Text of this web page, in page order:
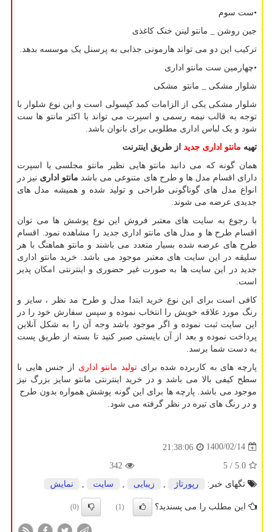
•ست سوم
جین روشن _ مانتو لینن خنک کاغذی
ترکیب این دو می تواند هارمونی جذابی به پرسنل یک موسسه بدهد.
•چهارمین ست مانتو اداری
شلوار مشکی _ مانتو مشکی
شلوار مشکی یکی از الزامات کمد کپسولی است و این نوع شلوار با
توجه به قالب نیمه رسمی و اسپرت می تواند با اکثر مانتو ها ست
شود و یک لباس اداری مطلوبی برای بانوان باشد.
تهیه مانتو اداری جدید از طریق اینترنت
همان گونه که می دانید مانتو هایی نظیر مانتو مجلسی یا اسپرت
دارای اقسام مدل ها و طرح های متنوعی می باشد مانتو اداری نیز در
انواع مدل های گوناگونی طراحی و تولید شده و همیشه مدل های
جدیدی عرضه می شوند.
با رجوع به سایت های معتبر فروش این نوع پوشش ها می توان
اقسام طرح ها و مدل های مانتو اداری جدید را مشاهده نمود. اقسام
طرح های عرضه شده بسیار متعدد می باشند و مانتو هماهنگ با هر
سلیقه در این سایت های معتبر موجود می باشد. خرید مانتو اداری
جدید در این سایت ها به صورت غیر حضوری و اینترنتی امکان پذیر
است.
کافی است برای این نوع خرید ابتدا مدل و طرح مد نظر ، سایز و
رنگ مورد علاقه خویش را انتخاب نموده و سپس سفارش خود را در
این سایت ثبت نموده و اگر موجود باشد وجه آن را به شکل آنلاین
پرداخت نموده و بعد از آن بایستی صبر کنید تا بسته از طریق پست
به دست شما برسد.
پارچه های به کاربرده شده برای تولید مانتو اداری از جنس هایی با
سطح کیفی بالا می باشد و در خرید اینترنتی مانتو سایز بزرگ نیز
موجود می باشد‌. پارچه ها برای این گونه پوشش همواره بدون طرح
و در رنگ های تیره در نظر گرفته می شود.
1400/02/14
21:38:06
5.0
/ 5
342
تگهای خبر:
رپورتاژ زیبایی سایت نمایش
این مطلب را می پسندید؟ (1)
(0)